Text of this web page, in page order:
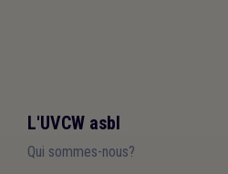
L'UVCW asbl
Qui sommes-nous?